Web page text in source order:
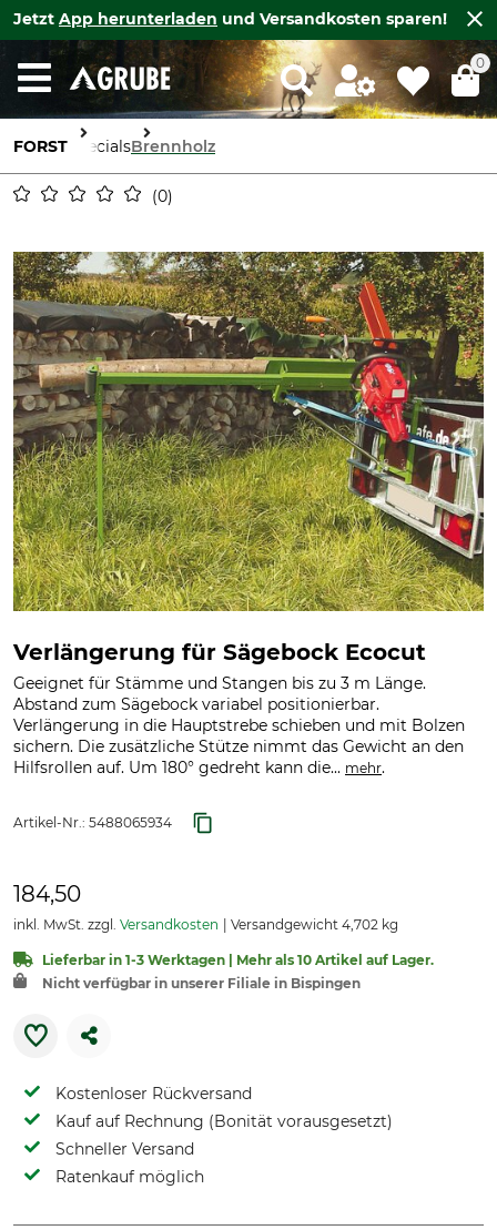
Jetzt App herunterladen und Versandkosten sparen!
0
FORST SpecialsBrennholz
0
Verlängerung für Sägebock Ecocut
Geeignet für Stämme und Stangen bis zu 3 m Länge.
Abstand zum Sägebock variabel positionierbar.
Verlängerung in die Hauptstrebe schieben und mit Bolzen
sichern. Die zusätzliche Stütze nimmt das Gewicht an den
Hilfsrollen auf. Um 180° gedreht kann die... mehr.
Artikel-Nr.: 5488065934
184,50
inkl. MwSt. zzgl. Versandkosten Versandgewicht 4,702 kg
Lieferbar in 1-3 Werktagen | Mehr als 10 Artikel auf Lager.
Nicht verfügbar in unserer Filiale in Bispingen
Kostenloser Rückversand
Kauf auf Rechnung (Bonität vorausgesetzt)
Schneller Versand
Ratenkauf möglich